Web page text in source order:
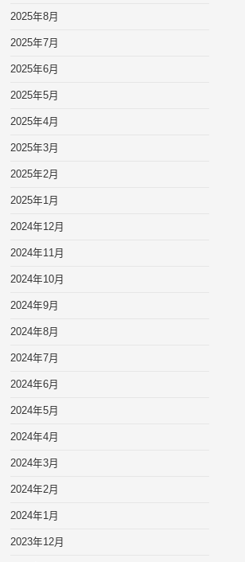
2025年8月
2025年7月
2025年6月
2025年5月
2025年4月
2025年3月
2025年2月
2025年1月
2024年12月
2024年11月
2024年10月
2024年9月
2024年8月
2024年7月
2024年6月
2024年5月
2024年4月
2024年3月
2024年2月
2024年1月
2023年12月